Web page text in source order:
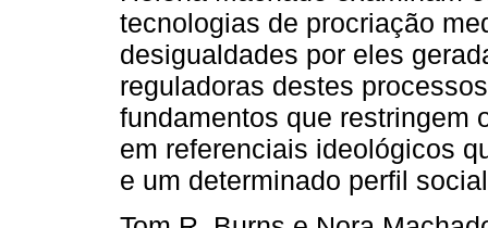
tecnologias de procriação
desigualdades por eles
reguladoras destes
fundamentos que restringem
em referenciais ideológicos
e um determinado perfil